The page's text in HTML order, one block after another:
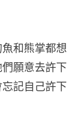
和熊掌都想
願意去許下
記自己許下